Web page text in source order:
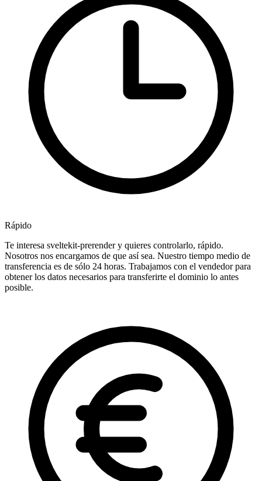
Rápido
Te interesa sveltekit-prerender y quieres controlarlo, rápido.
Nosotros nos encargamos de que así sea. Nuestro tiempo medio de
transferencia es de sólo 24 horas. Trabajamos con el vendedor para
obtener los datos necesarios para transferirte el dominio lo antes
posible.